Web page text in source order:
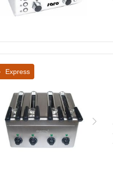
Express